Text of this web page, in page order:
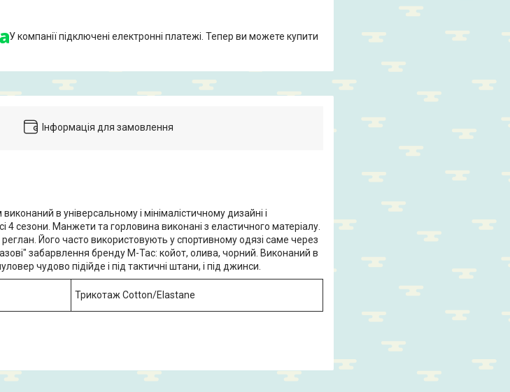
У компанії підключені електронні платежі. Тепер ви можете купити
Інформація для замовлення
в універсальному і мінімалістичному дизайні і
4 сезони. Манжети та горловина виконані з еластичного матеріалу.
Його часто використовують у спортивному одязі саме через
забарвлення бренду М-Тас: койот, олива, чорний. Виконаний в
чудово підійде і під тактичні штани, і під джинси.
Трикотаж Cotton/Elastane